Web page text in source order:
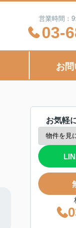
営業時間：
03-
お
お気軽